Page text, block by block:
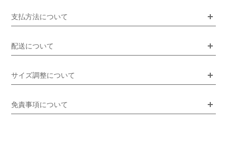
支払方法について
配送について
サイズ調整について
免責事項について